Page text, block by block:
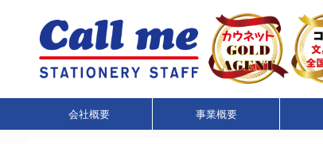
会社概要 事業概要